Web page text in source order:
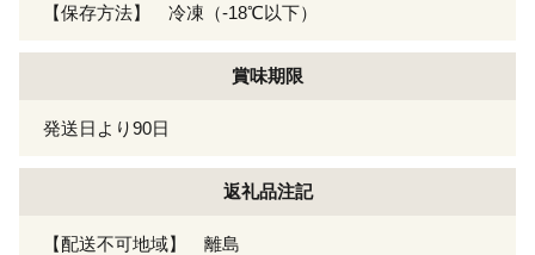
【保存方法】 冷凍（-18℃以下）
賞味期限
発送日より90日
返礼品注記
【配送不可地域】 離島